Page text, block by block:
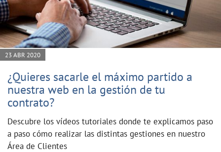
23 ABR 2020
¿Quieres sacarle el máximo partido a
nuestra web en la gestión de tu
contrato?
Descubre los vídeos tutoriales donde te explicamos paso
a paso cómo realizar las distintas gestiones en nuestro
Área de Clientes